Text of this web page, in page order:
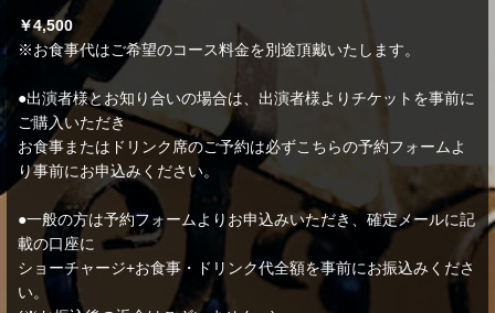
￥4,500
※お食事代はご希望のコース料金を別途頂戴いたします。
●出演者様とお知り合いの場合は、出演者様よりチケットを事前に
ご購入いただき
お食事またはドリンク席のご予約は必ずこちらの予約フォームよ
り事前にお申込みください。
●一般の方は予約フォームよりお申込みいただき、確定メールに記
載の口座に
ショーチャージ+お食事・ドリンク代全額を事前にお振込みくださ
い。